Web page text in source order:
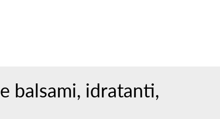
balsami, idratanti,